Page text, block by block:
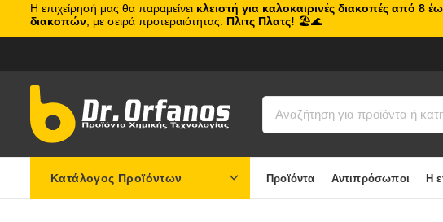
Κατάλογος Προϊόντων Προϊόντα Αντιπρόσωποι Η
Η επιχείρησή μας θα παραμείνει κλειστή για καλοκαιρινές διακοπές από 8
διακοπών , με σειρά προτεραιότητας. Πλιτς Πλατς! 🏖️🌊